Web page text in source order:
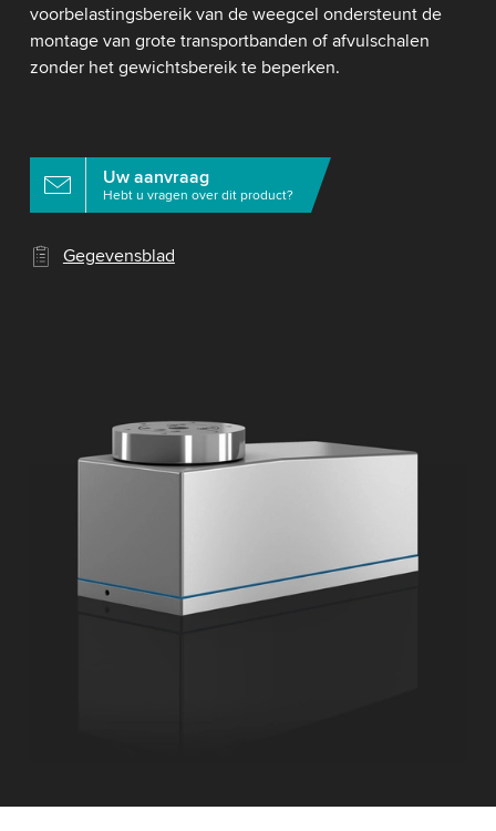
voorbelastingsbereik van de weegcel ondersteunt de
montage van grote transportbanden of afvulschalen
zonder het gewichtsbereik te beperken.
Uw aanvraag
Hebt u vragen over dit product?
Gegevensblad